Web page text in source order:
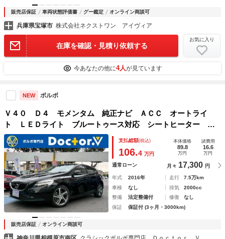
販売店保証 車両状態評価書 グー鑑定 オンライン商談可
兵庫県宝塚市 株式会社ネクストワン アイヴィア
在庫を確認・見積り依頼する
お気に入り
今あなたの他に4人が見ています
NEW ボルボ
Ｖ４０ Ｄ４ モメンタム 純正ナビ ＡＣＣ オートライ
ト ＬＥＤライト ブルートゥース対応 シートヒーター バ
ックモニター 保証付
支払総額(税込)
106.4 万円
本体価格
89.8
万円
諸費用
16.6
万円
通常ローン 月々 17,300 円
年式 2016年 走行
7.5万km
車検
なし 排気
2000cc
整備
法定整備付 修復
なし
保証
保証付 (3ヶ月・3000km)
販売店保証 オンライン商談可